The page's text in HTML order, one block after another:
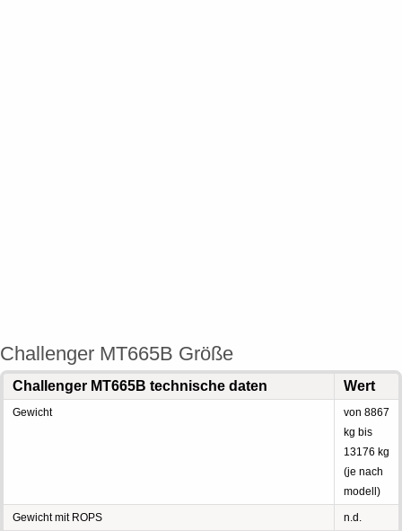
Challenger MT665B Größe
Challenger MT665B technische daten Wert
Gewicht
von 8867
kg bis
13176 kg
(je nach
modell)
Gewicht mit ROPS n.d.